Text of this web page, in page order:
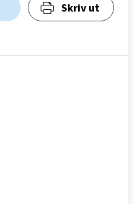
Skriv ut